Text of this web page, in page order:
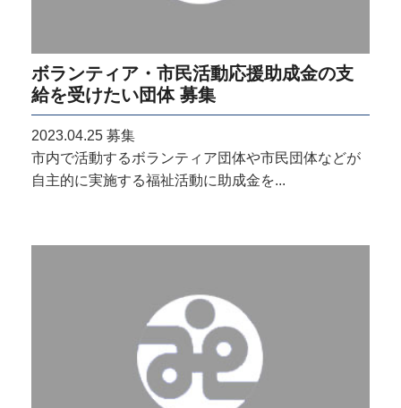
ボランティア・市民活動応援助成金の支
給を受けたい団体 募集
2023.04.25 募集
市内で活動するボランティア団体や市民団体などが
自主的に実施する福祉活動に助成金を...